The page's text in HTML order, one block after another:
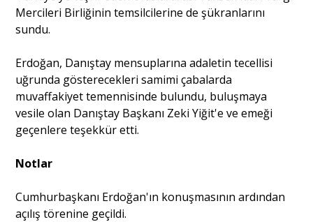
Mercileri Birliğinin temsilcilerine de şükranlarını
sundu.
Erdoğan, Danıştay mensuplarına adaletin tecellisi
uğrunda gösterecekleri samimi çabalarda
muvaffakiyet temennisinde bulundu, buluşmaya
vesile olan Danıştay Başkanı Zeki Yiğit'e ve emeği
geçenlere teşekkür etti.
Notlar
Cumhurbaşkanı Erdoğan'ın konuşmasının ardından
açılış törenine geçildi.